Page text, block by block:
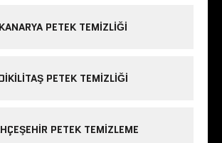
KANARYA PETEK TEMIZLIĞI
PETEK TEMIZLIĞI
PETEK TEMIZLEME